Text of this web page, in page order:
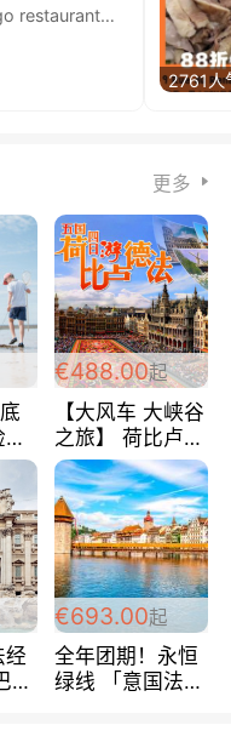
巴黎Yinan & Hugo restaurant除简餐类全场8折
2761人
更多
海
€488.00起
【大风车 大峡谷
之旅】 荷比卢德
法 巴黎上下 经
典五国四日游
488欧/人
经
€693.00起
全年团期！永恒
绿线 「意国法